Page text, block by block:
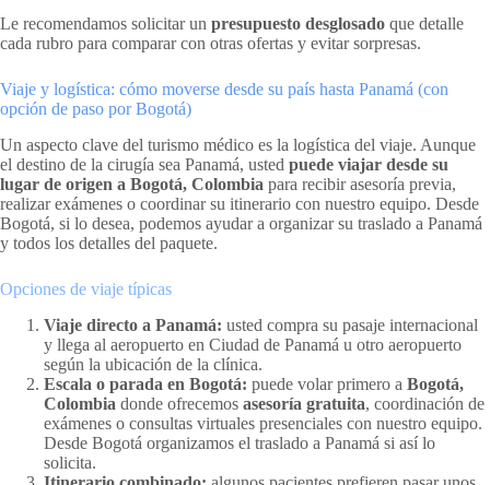
Le recomendamos solicitar un presupuesto desglosado que detalle
cada rubro para comparar con otras ofertas y evitar sorpresas.
Viaje y logística: cómo moverse desde su país hasta Panamá (con
opción de paso por Bogotá)
Un aspecto clave del turismo médico es la logística del viaje. Aunque
el destino de la cirugía sea Panamá, usted puede viajar desde su
lugar de origen a Bogotá, Colombia para recibir asesoría previa,
realizar exámenes o coordinar su itinerario con nuestro equipo. Desde
Bogotá, si lo desea, podemos ayudar a organizar su traslado a Panamá
y todos los detalles del paquete.
Opciones de viaje típicas
Viaje directo a Panamá: usted compra su pasaje internacional
y llega al aeropuerto en Ciudad de Panamá u otro aeropuerto
según la ubicación de la clínica.
Escala o parada en Bogotá: puede volar primero a Bogotá,
Colombia donde ofrecemos asesoría gratuita, coordinación de
exámenes o consultas virtuales presenciales con nuestro equipo.
Desde Bogotá organizamos el traslado a Panamá si así lo
solicita.